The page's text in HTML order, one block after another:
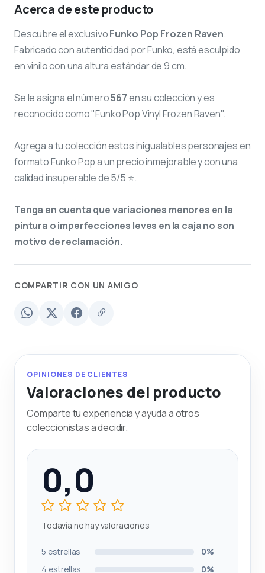
Acerca de este producto
Descubre el exclusivoFunko Pop Frozen Raven.
Fabricado con autenticidad por Funko, está esculpido
en vinilo con una altura estándar de 9 cm.
Se le asigna el número567en su colección y es
reconocido como "Funko Pop Vinyl Frozen Raven".
Agrega a tu colección estos inigualables personajes en
formato Funko Pop a un precio inmejorable y con una
calidad insuperable de 5/5 ⭐.
Tenga en cuenta que variaciones menores en la
pintura o imperfecciones leves en la caja no son
motivo de reclamación.
COMPARTIR CON UN AMIGO
OPINIONES DE CLIENTES
Valoraciones del producto
Comparte tu experiencia y ayuda a otros
coleccionistas a decidir.
0,0
Todavía no hay valoraciones
5 estrellas
0%
4 estrellas
0%